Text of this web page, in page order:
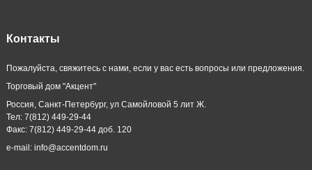
Контакты
Пожалуйста, свяжитесь с нами, если у вас есть вопросы или предложения.
Торговый дом "Акцент"
Россия, Санкт-Петербург, ул Самойловой 5 лит Ж.
Тел: 7(812) 449-29-44
Факс: 7(812) 449-29-44 доб. 120
e-mail: info@accentdom.ru